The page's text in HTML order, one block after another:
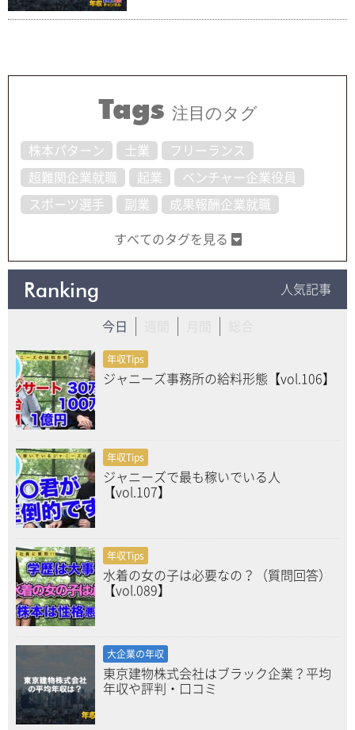
Tags 注目のタグ
株本パターン 士業 フリーランス
超難関企業就職 起業 ベンチャー企業役員
スポーツ選手 副業 成果報酬企業就職
すべてのタグを見る
Ranking 人気記事
今日
年収Tips
ジャニーズ事務所の給料形態【vol.106】
年収Tips
ジャニーズで最も稼いでいる人
【vol.107】
年収Tips
水着の女の子は必要なの？（質問回答）
【vol.089】
大企業の年収
東京建物株式会社はブラック企業？平均
年収や評判・口コミ